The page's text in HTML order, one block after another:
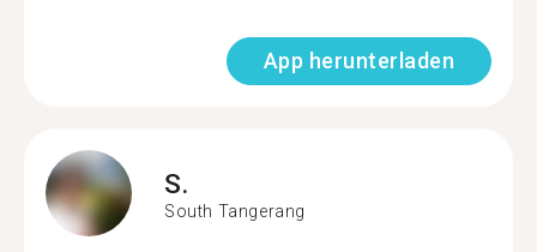
App herunterladen
S.
South Tangerang